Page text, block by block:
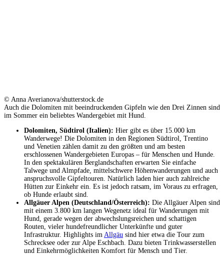
© Anna Averianova/shutterstock.de
Auch die Dolomiten mit beeindruckenden Gipfeln wie den Drei Zinnen sind
im Sommer ein beliebtes Wandergebiet mit Hund.
Dolomiten, Südtirol (Italien): Hier gibt es über 15.000 km
Wanderwege! Die Dolomiten in den Regionen Südtirol, Trentino
und Venetien zählen damit zu den größten und am besten
erschlossenen Wandergebieten Europas – für Menschen und Hunde.
In den spektakulären Berglandschaften erwarten Sie einfache
Talwege und Almpfade, mittelschwere Höhenwanderungen und auch
anspruchsvolle Gipfeltouren. Natürlich laden hier auch zahlreiche
Hütten zur Einkehr ein. Es ist jedoch ratsam, im Voraus zu erfragen,
ob Hunde erlaubt sind.
Allgäuer Alpen (Deutschland/Österreich): Die Allgäuer Alpen sind
mit einem 3.800 km langen Wegenetz ideal für Wanderungen mit
Hund, gerade wegen der abwechslungsreichen und schattigen
Routen, vieler hundefreundlicher Unterkünfte und guter
Infrastruktur. Highlights im Allgäu sind hier etwa die Tour zum
Schrecksee oder zur Alpe Eschbach. Dazu bieten Trinkwasserstellen
und Einkehrmöglichkeiten Komfort für Mensch und Tier.